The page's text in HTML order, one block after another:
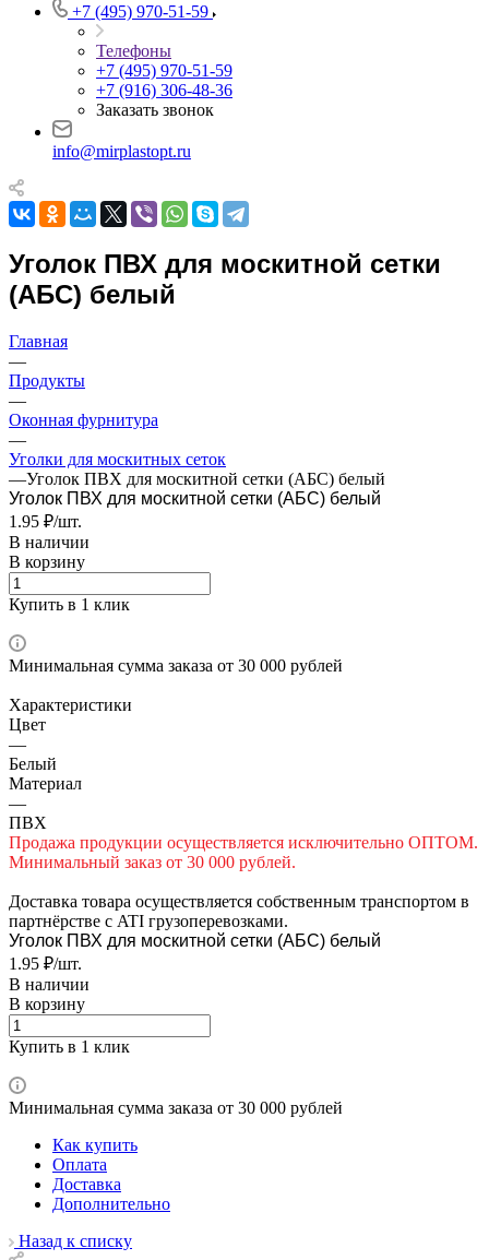
+7 (495) 970-51-59
Телефоны
+7 (495) 970-51-59
+7 (916) 306-48-36
Заказать звонок
info@mirplastopt.ru
Уголок ПВХ для москитной сетки
(АБС) белый
Главная
—
Продукты
—
Оконная фурнитура
—
Уголки для москитных сеток
—Уголок ПВХ для москитной сетки (АБС) белый
Уголок ПВХ для москитной сетки (АБС) белый
1.95 ₽/шт.
В наличии
В корзину
Купить в 1 клик
Минимальная сумма заказа от 30 000 рублей
Характеристики
Цвет
—
Белый
Материал
—
ПВХ
Продажа продукции осуществляется исключительно ОПТОМ.
Минимальный заказ от 30 000 рублей.
Доставка товара осуществляется собственным транспортом в
партнёрстве с ATI грузоперевозками.
Уголок ПВХ для москитной сетки (АБС) белый
1.95 ₽/шт.
В наличии
В корзину
Купить в 1 клик
Минимальная сумма заказа от 30 000 рублей
Как купить
Оплата
Доставка
Дополнительно
Назад к списку